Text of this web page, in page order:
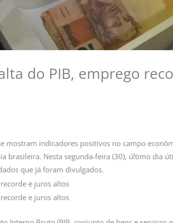
do PIB, emprego
mostram indicadores positivos no campo
brasileira. Nesta segunda-feira (30), último dia
que já foram divulgados.